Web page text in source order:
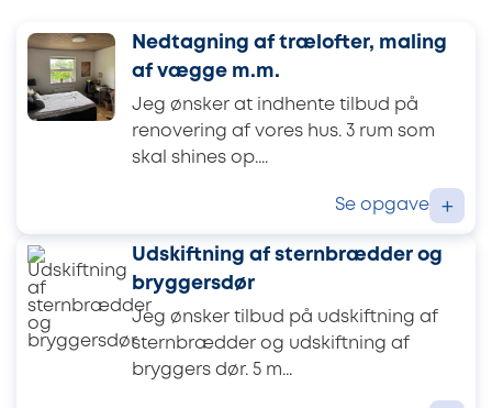
Nedtagning af trælofter, maling
af vægge m.m.
Jeg ønsker at indhente tilbud på
renovering af vores hus. 3 rum som
skal shines op....
Se opgave +
Udskiftning af sternbrædder og
bryggersdør
Jeg ønsker tilbud på udskiftning af
sternbrædder og udskiftning af
bryggers dør. 5 m...